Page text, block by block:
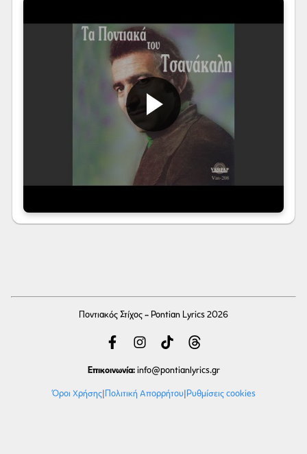
Ποντιακός Στίχος - Pontian Lyrics 2026
Επικοινωνία: info@pontianlyrics.gr
Όροι Χρήσης| Πολιτική Απορρήτου| Ρυθμίσεις cookies